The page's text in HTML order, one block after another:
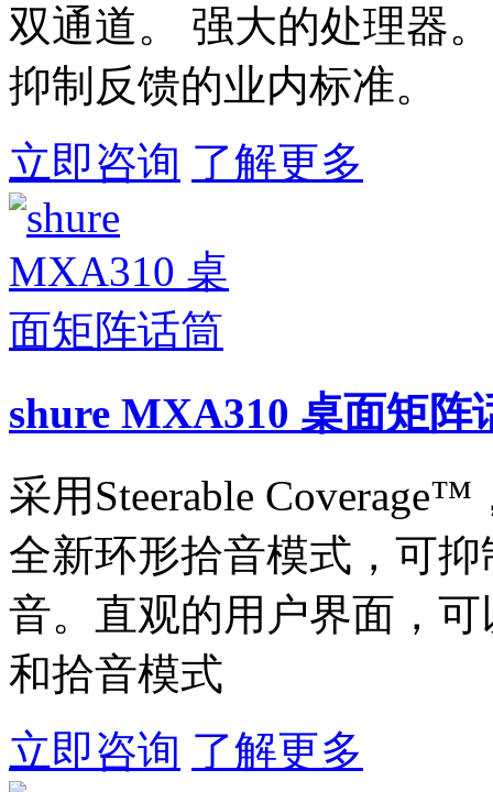
双通道。 强大的处理器
抑制反馈的业内标准。
立即咨询 了解更多
shure MXA310 桌面矩阵
采用Steerable
全新环形拾音模式，可
音。直观的用户界面，
和拾音模式
立即咨询 了解更多